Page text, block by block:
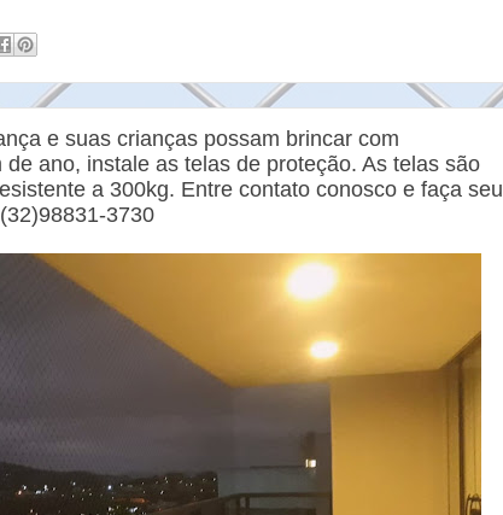
e suas crianças possam brincar com
ano, instale as telas de proteção. As telas são
a 300kg. Entre contato conosco e faça seu
3730